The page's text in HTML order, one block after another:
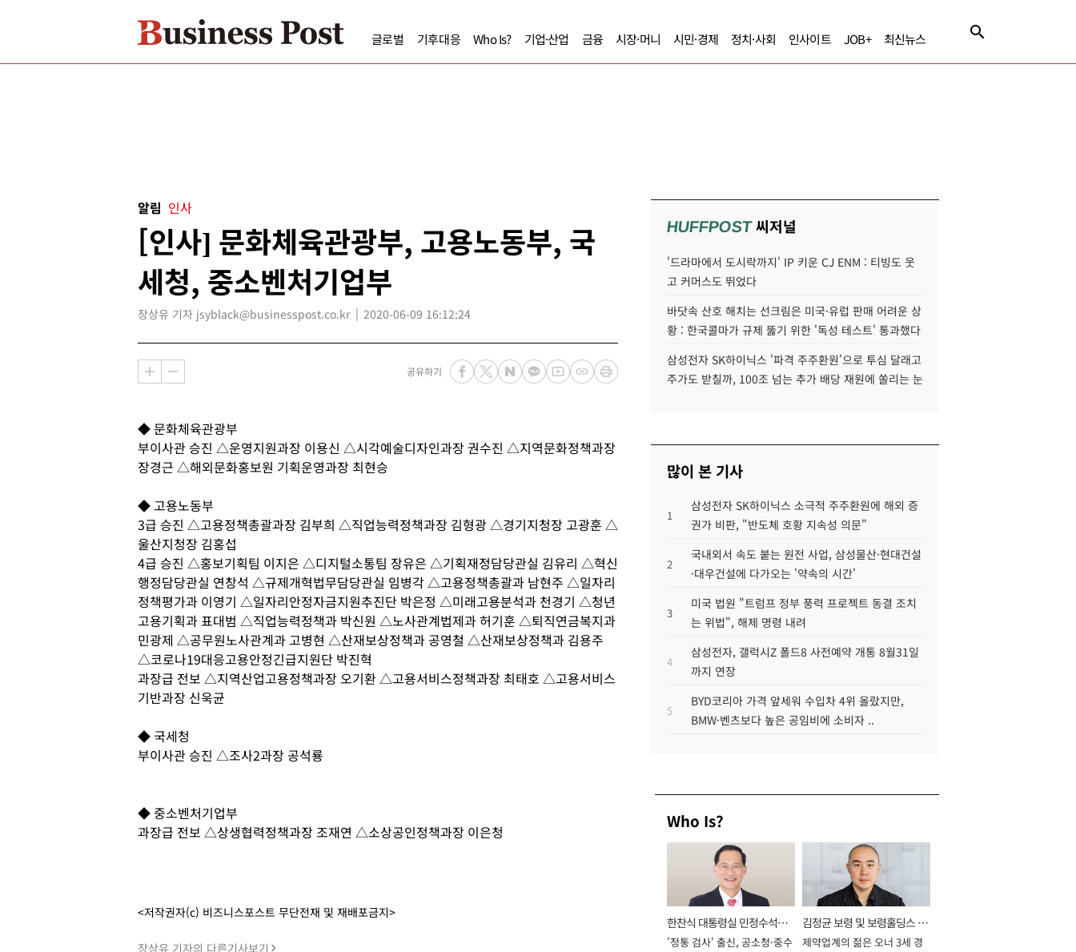
글로벌 기후대응 Who Is? 기업·산업 금융 시장·머니 시민·경제 정치·사회 인사이트 JOB+ 최신뉴스
알림 인사
[인사] 문화체육관광부, 고용노동부, 국
세청, 중소벤처기업부
장상유 기자 jsyblack@businesspost.co.kr 2020-06-09 16:12:24
공유하기
◆ 문화체육관광부
부이사관 승진 △운영지원과장 이용신 △시각예술디자인과장 권수진 △지역문화정책과장
장경근 △해외문화홍보원 기획운영과장 최현승
◆ 고용노동부
3급 승진 △고용정책총괄과장 김부희 △직업능력정책과장 김형광 △경기지청장 고광훈 △
울산지청장 김홍섭
4급 승진 △홍보기획팀 이지은 △디지털소통팀 장유은 △기획재정담당관실 김유리 △혁신
행정담당관실 연창석 △규제개혁법무담당관실 임병각 △고용정책총괄과 남현주 △일자리
정책평가과 이영기 △일자리안정자금지원추진단 박은정 △미래고용분석과 천경기 △청년
고용기획과 표대범 △직업능력정책과 박신원 △노사관계법제과 허기훈 △퇴직연금복지과
민광제 △공무원노사관계과 고병현 △산재보상정책과 공영철 △산재보상정책과 김용주
△코로나19대응고용안정긴급지원단 박진혁
과장급 전보 △지역산업고용정책과장 오기환 △고용서비스정책과장 최태호 △고용서비스
기반과장 신욱균
◆ 국세청
부이사관 승진 △조사2과장 공석룡
◆ 중소벤처기업부
과장급 전보 △상생협력정책과장 조재연 △소상공인정책과장 이은청
<저작권자(c) 비즈니스포스트 무단전재 및 재배포금지>
장상유 기자의 다른기사보기
HUFFPOST씨저널
'드라마에서 도시락까지' IP 키운 CJ ENM : 티빙도 웃
고 커머스도 뛰었다
바닷속 산호 해치는 선크림은 미국·유럽 판매 어려운 상
황 : 한국콜마가 규제 뚫기 위한 '독성 테스트' 통과했다
삼성전자 SK하이닉스 '파격 주주환원'으로 투심 달래고
주가도 받칠까, 100조 넘는 추가 배당 재원에 쏠리는 눈
많이 본 기사
1
삼성전자 SK하이닉스 소극적 주주환원에 해외 증
권가 비판, "반도체 호황 지속성 의문"
2
국내외서 속도 붙는 원전 사업, 삼성물산·현대건설
·대우건설에 다가오는 '약속의 시간'
3
미국 법원 "트럼프 정부 풍력 프로젝트 동결 조치
는 위법", 해제 명령 내려
4
삼성전자, 갤럭시Z 폴드8 사전예약 개통 8월31일
까지 연장
5
BYD코리아 가격 앞세워 수입차 4위 올랐지만,
BMW·벤츠보다 높은 공임비에 소비자 ..
Who Is?
한찬식 대통령실 민정수석비
서관
'정통 검사' 출신, 공소청·중수
김정균 보령 및 보령홀딩스 대
표이사 사장
제약업계의 젊은 오너 3세 경